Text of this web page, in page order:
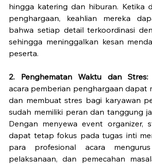
hingga katering dan hiburan. Ketika
penghargaan, keahlian mereka
bahwa setiap detail terkoordinasi
sehingga meninggalkan kesan
peserta.
2. Penghematan Waktu dan Stres:
acara pemberian penghargaan dapat
dan membuat stres bagi karyawan
sudah memiliki peran dan tanggung
Dengan menyewa event organizer,
dapat tetap fokus pada tugas inti
para profesional acara mengurus
pelaksanaan, dan pemecahan